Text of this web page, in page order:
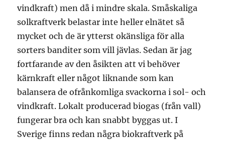
vindkraft) men då i mindre skala. Småskaliga
solkraftverk belastar inte heller elnätet så
mycket och de är ytterst okänsliga för alla
sorters banditer som vill jävlas. Sedan är jag
fortfarande av den åsikten att vi behöver
kärnkraft eller något liknande som kan
balansera de ofrånkomliga svackorna i sol- och
vindkraft. Lokalt producerad biogas (från vall)
fungerar bra och kan snabbt byggas ut. I
Sverige finns redan några biokraftverk på